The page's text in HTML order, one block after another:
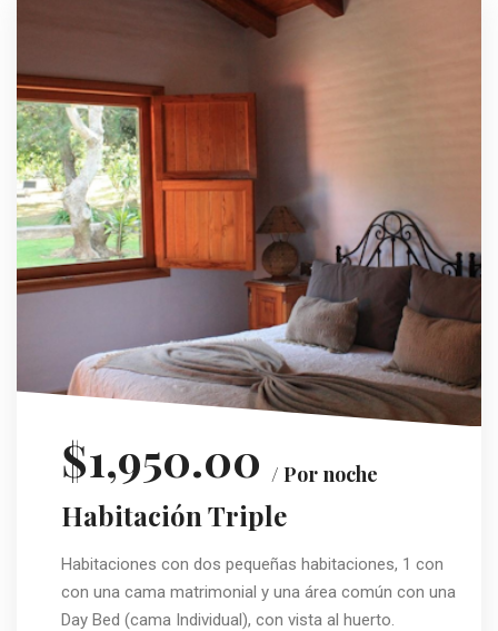
$1,950.00 / Por noche
Habitación Triple
Habitaciones con dos pequeñas habitaciones, 1 con
con una cama matrimonial y una área común con una
Day Bed (cama Individual), con vista al huerto.